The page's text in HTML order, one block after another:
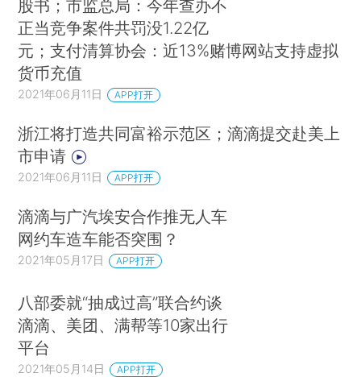
股书；市监总局：今年查办不
正当竞争案件共罚没1.22亿
元；支付清算协会：近13%赌博网站支持虚拟
货币充值
2021年06月11日 APP打开
浙江将打造共同富裕示范区；滴滴提交赴美上
市申请
2021年06月11日 APP打开
滴滴与广汽埃安合作推无人车
网约车造车能否突围？
2021年05月17日 APP打开
八部委就“抽成过高”联合约谈
滴滴、美团、满帮等10家出行
平台
2021年05月14日 APP打开